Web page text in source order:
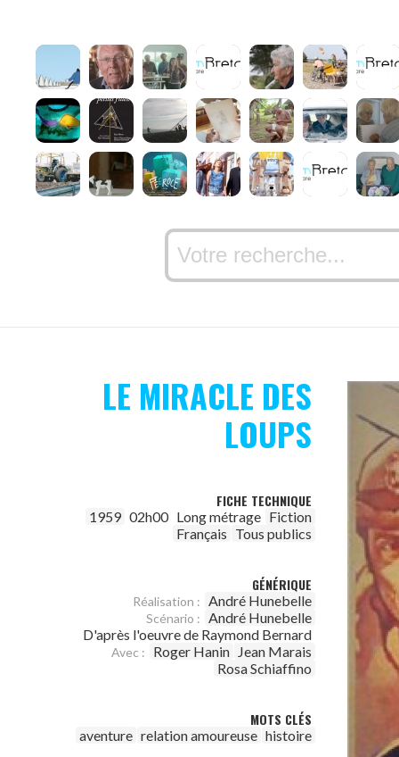
LE MIRACLE DES
LOUPS
FICHE TECHNIQUE
1959 02h00 Long métrage Fiction
Français Tous publics
GÉNÉRIQUE
Réalisation : André Hunebelle
Scénario : André Hunebelle
D'après l'oeuvre de Raymond Bernard
Avec : Roger Hanin Jean Marais
Rosa Schiaffino
MOTS CLÉS
aventure relation amoureuse histoire